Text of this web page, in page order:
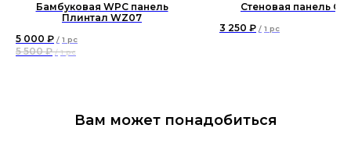
Бамбуковая WPC панель
Плинтал WZ07
5 000 ₽ / 1 pc
5 500 ₽ / 1 pc
Стеновая панель
3 250 ₽ / 1 pc
Вам может понадобиться